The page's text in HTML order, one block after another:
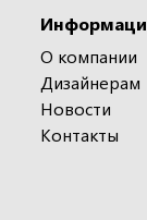
О компании
Дизайнерам
Новости
Контакты